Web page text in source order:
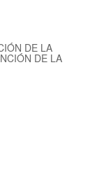
DE LA
DE LA